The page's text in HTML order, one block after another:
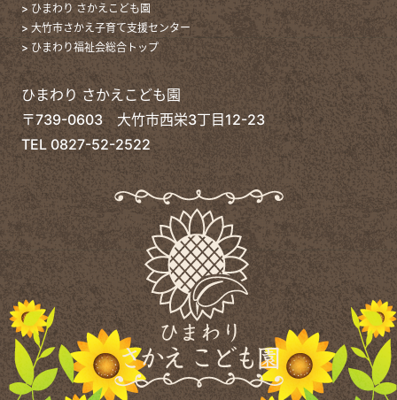
> ひまわり さかえこども園
> 大竹市さかえ子育て支援センター
> ひまわり福祉会総合トップ
ひまわり さかえこども園
〒739-0603 大竹市西栄3丁目12-23
TEL0827-52-2522